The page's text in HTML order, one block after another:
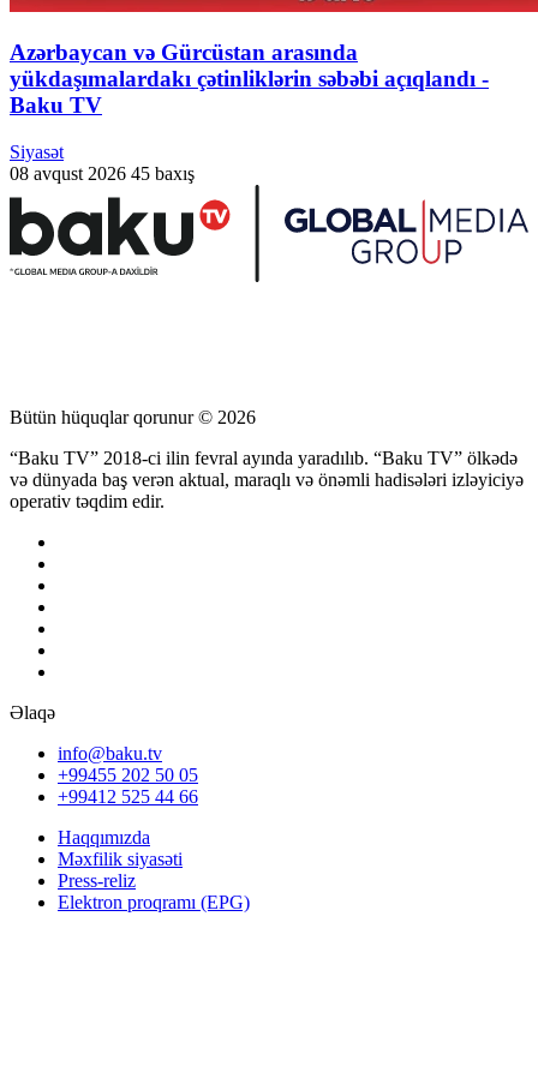
Azərbaycan və Gürcüstan arasında
yükdaşımalardakı çətinliklərin səbəbi açıqlandı -
Baku TV
Siyasət
08 avqust 2026 45 baxış
Bütün hüquqlar qorunur © 2026
“Baku TV” 2018-ci ilin fevral ayında yaradılıb. “Baku TV” ölkədə
və dünyada baş verən aktual, maraqlı və önəmli hadisələri izləyiciyə
operativ təqdim edir.
Əlaqə
info@baku.tv
+99455 202 50 05
+99412 525 44 66
Haqqımızda
Məxfilik siyasəti
Press-reliz
Elektron proqramı (EPG)